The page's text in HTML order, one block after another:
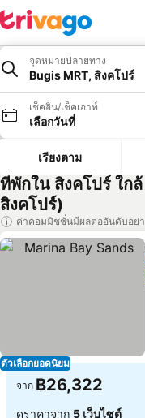
จุดหมายปลายทาง
Bugis MRT, สิงคโปร์
เช็คอิน/เช็คเอาท์
เลือกวันที่
เรียงตาม
ที่พักใน สิงคโปร์ ใก
สิงคโปร์)
ค่าคอมมิชชั่นมีผลต่ออันดับอย่า
ตัวเลือกยอดนิยม
จาก ฿26,322
ดูราคาจาก 5 เว็บไซต์